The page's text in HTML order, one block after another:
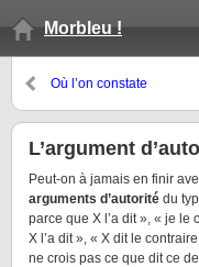
Morbleu !
Où l’on constate
particulier celui des
en commun)
L’argument
Peut-on à jamais en finir
arguments d’autorité du
parce que X l’a dit », « je le
X l’a dit », « X dit le
ne crois pas ce que dit ce